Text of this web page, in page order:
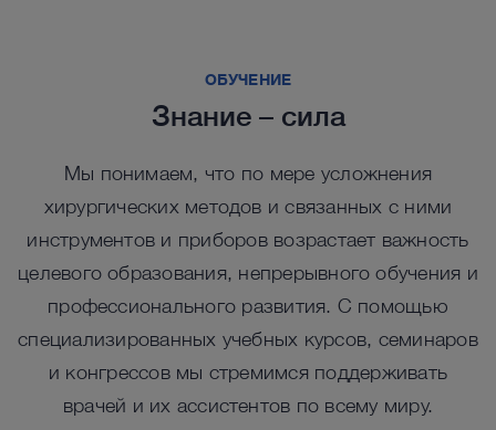
Ключевые продукты нашего ассортимента
Ключевые продукты нашего ассортимента
UNIDRIVE SELECT в перкутанной
ОБУЧЕНИЕ
Знание – сила
Мы понимаем, что по мере усложнения
хирургических методов и связанных с ними
инструментов и приборов возрастает важность
целевого образования, непрерывного обучения и
профессионального развития. С помощью
специализированных учебных курсов, семинаров
и конгрессов мы стремимся поддерживать
врачей и их ассистентов по всему миру.